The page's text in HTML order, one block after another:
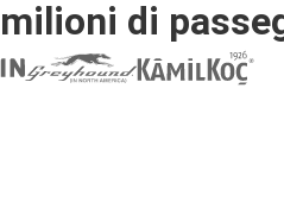
di